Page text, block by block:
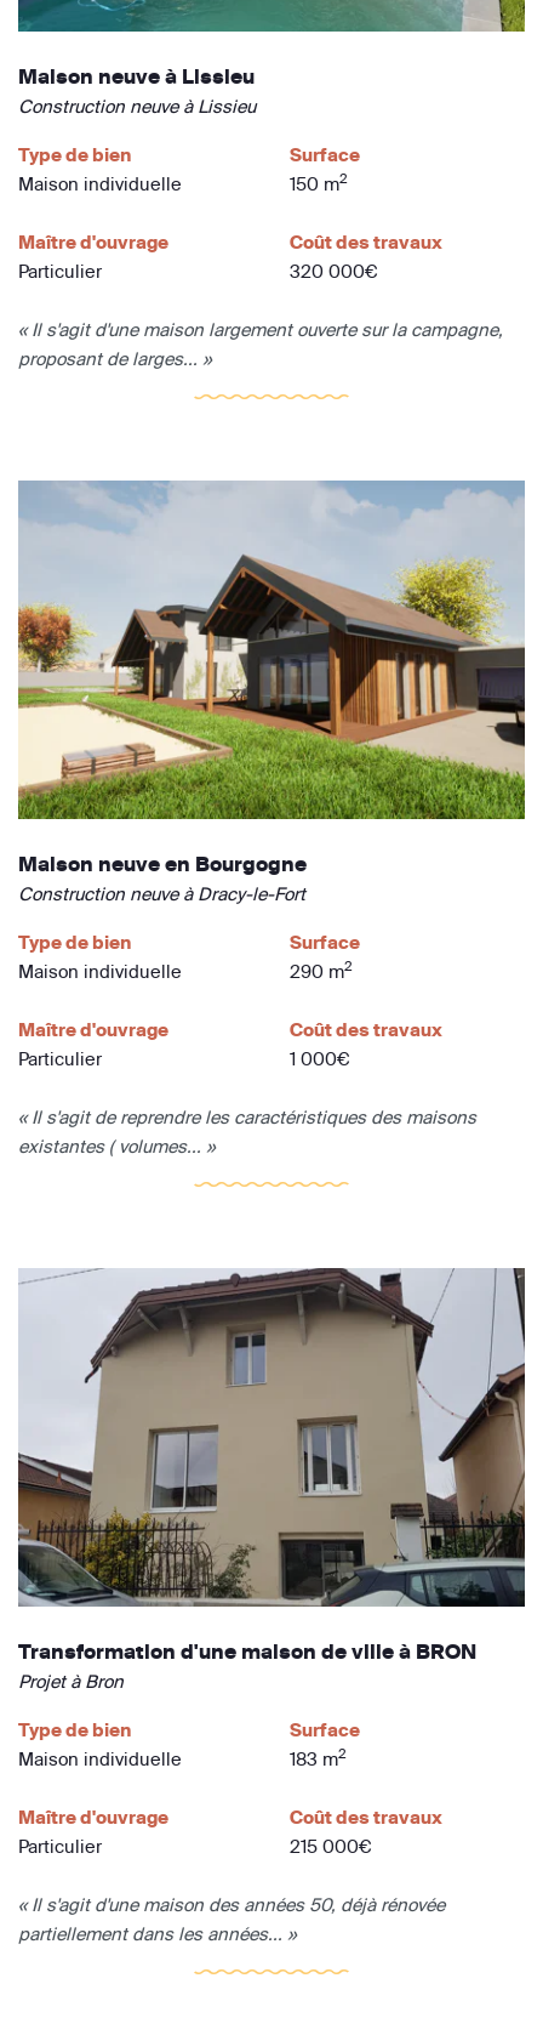
Maison neuve à Lissieu
Construction neuve à Lissieu
Type de bien
Maison individuelle
Surface
150 m2
Maître d'ouvrage
Particulier
Coût des travaux
320 000€
« Il s'agit d'une maison largement ouverte sur la campagne,
proposant de larges... »
Maison neuve en Bourgogne
Construction neuve à Dracy-le-Fort
Type de bien
Maison individuelle
Surface
290 m2
Maître d'ouvrage
Particulier
Coût des travaux
1 000€
« Il s'agit de reprendre les caractéristiques des maisons
existantes ( volumes... »
Transformation d'une maison de ville à BRON
Projet à Bron
Type de bien
Maison individuelle
Surface
183 m2
Maître d'ouvrage
Particulier
Coût des travaux
215 000€
« Il s'agit d'une maison des années 50, déjà rénovée
partiellement dans les années... »